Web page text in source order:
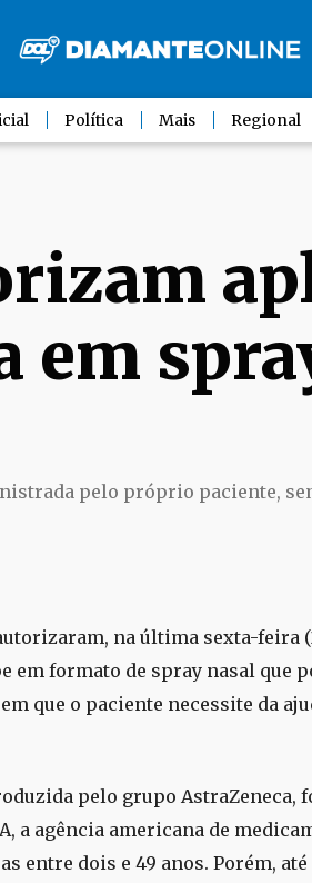
Política Mais Regional
em
pelo próprio paciente,
na última sexta-feira
em formato de spray nasal que
que o paciente necessite da
pelo grupo AstraZeneca,
a agência americana de
entre dois e 49 anos. Porém,